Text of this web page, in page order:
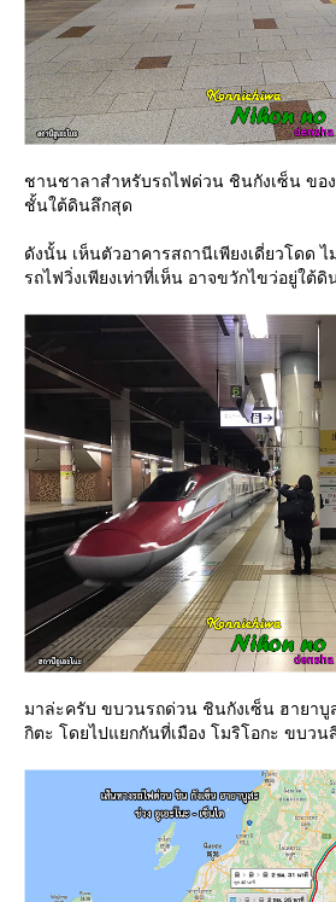
ชานชาลาสำหรับรถไฟด่วน ชินกังเซ็น ขอ
ชั้นใต้ดินลึกสุด
ดังนั้น เห็นตัวอาคารสถานีเพียงเดี่ยวโดด
รถไฟวิ่งเพียงเท่าที่เห็น อาจขวักไขว่อยู่ใต้
มาล่ะครับ ขบวนรถด่วน ชินกังเซ็น ฮายาบู
กิตะ โดยไปแยกกันที่เมือง โมริโอกะ ขบว